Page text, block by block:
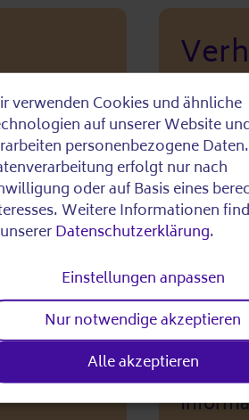
auf
Hinweise
Die
zudem
UV-
verwenden Cookies und ähnliche
auf unserer Website
personenbezogene
erfolgt nur nach
oder auf Basis eines
Weitere Informationen
Datenschutzerklärung.
Einstellungen anpassen
Nur notwendige akzeptieren
Alle akzeptieren